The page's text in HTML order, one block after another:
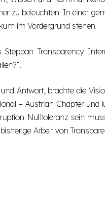
zu beleuchten. In einer
im Vordergrund stehen.
Transparency
Antwort, brachte die
– Austrian Chapter und
Nulltoleranz sein
Arbeit von